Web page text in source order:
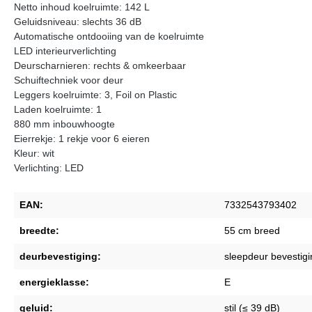
Netto inhoud koelruimte: 142 L
Geluidsniveau: slechts 36 dB
Automatische ontdooiing van de koelruimte
LED interieurverlichting
Deurscharnieren: rechts & omkeerbaar
Schuiftechniek voor deur
Leggers koelruimte: 3, Foil on Plastic
Laden koelruimte: 1
880 mm inbouwhoogte
Eierrekje: 1 rekje voor 6 eieren
Kleur: wit
Verlichting: LED
EAN: 7332543793402
breedte: 55 cm breed
deurbevestiging: sleepdeur
energieklasse: E
geluid: stil (≤ 39 dB)